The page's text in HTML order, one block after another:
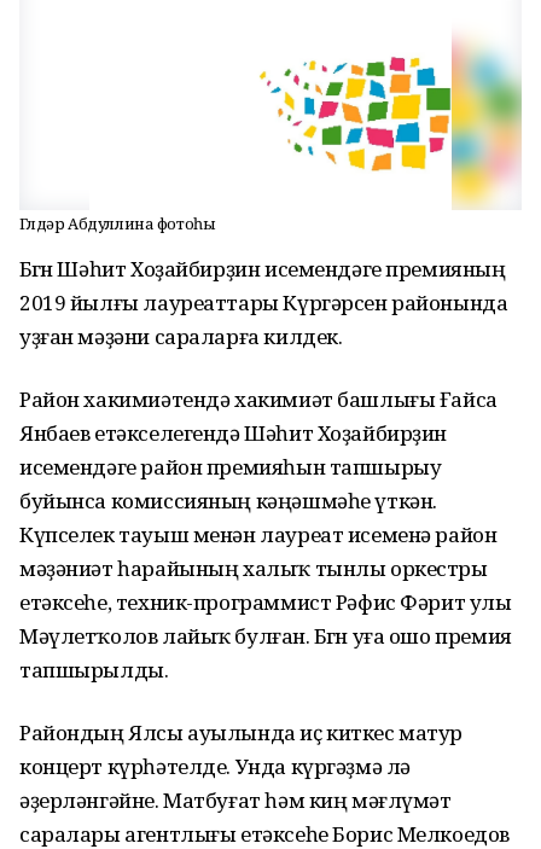
Гөлдәр Абдуллина фотоһы
Бөгөн Шәһит Хоҙайбирҙин исемендәге премияның
2019 йылғы лауреаттары Күргәрсен районында
уҙған мәҙәни сараларға килдек.
Район хакимиәтендә хакимиәт башлығы Ғайса
Янбаев етәкселегендә Шәһит Хоҙайбирҙин
исемендәге район премияһын тапшырыу
буйынса комиссияның кәңәшмәһе үткән.
Күпселек тауыш менән лауреат исеменә район
мәҙәниәт һарайының халыҡ тынлы оркестры
етәксеһе, техник-программист Рәфис Фәрит улы
Мәүлетҡолов лайыҡ булған. Бөгөн уға ошо премия
тапшырылды.
Райондың Ялсы ауылында иҫ киткес матур
концерт күрһәтелде. Унда күргәҙмә лә
әҙерләнгәйне. Матбуғат һәм киң мәғлүмәт
саралары агентлығы етәксеһе Борис Мелкоедов